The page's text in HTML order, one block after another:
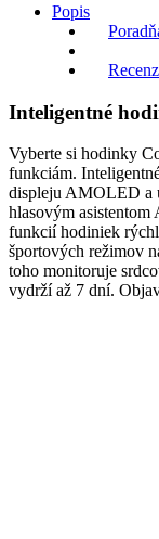
Popis
Inteligentné
Vyberte si hodinky
funkciám.
displeju AMOLED a
hlasovým
funkcií hodiniek
športových režimov
toho monitoruje
vydrží až 7 dní.